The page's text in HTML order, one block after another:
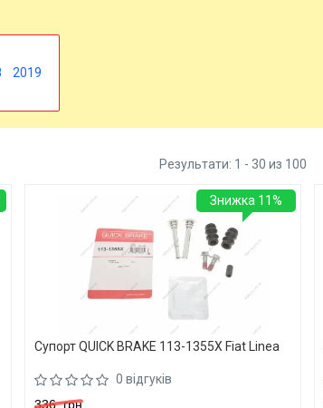
2019
Результати: 1 - 30 из 100
Супорт QUICK BRAKE 113-1355X Fiat Linea
0 відгуків
336грн.
Знижка 11%